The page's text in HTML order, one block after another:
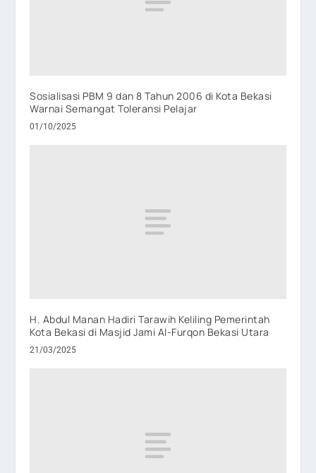
Sosialisasi PBM 9 dan 8 Tahun 2006 di Kota Bekasi
Warnai Semangat Toleransi Pelajar
01/10/2025
H. Abdul Manan Hadiri Tarawih Keliling Pemerintah
Kota Bekasi di Masjid Jami Al-Furqon Bekasi Utara
21/03/2025